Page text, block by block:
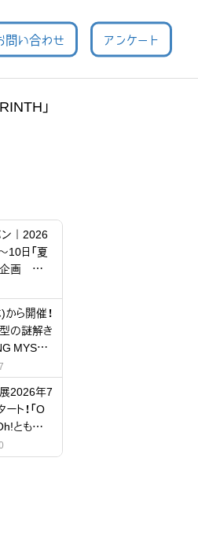
問い合わせ アンケート
」
ン｜2026
10日「夏
画 水
ス!!」
ら開催！
の謎解き
MYSTE
2026年7
ト！「O
ともだち
？」